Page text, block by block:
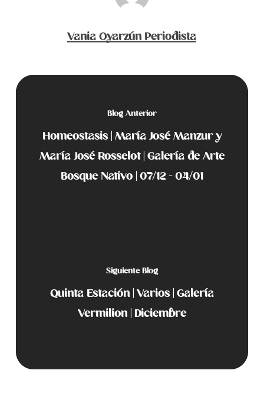
Vania Oyarzún Periodista
Blog Anterior
Homeostasis | María José Manzur y
María José Rosselot | Galería de Arte
Bosque Nativo | 07/12 - 04/01
Siguiente Blog
Quinta Estación | Varios | Galería
Vermilion | Diciembre